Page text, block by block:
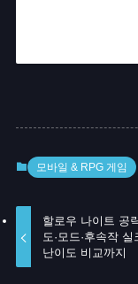
모바일 & RPG 게임
할로우 나이트 공
도·모드·후속작 실
난이도 비교까지